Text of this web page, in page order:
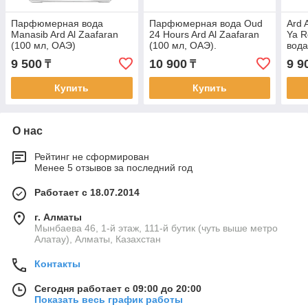
Парфюмерная вода
Manasib Ard Al Zaafaran
(100 мл, ОАЭ)
9 500 ₸
Купить
Парфюмерная вода Oud
24 Hours Ard Al Zaafaran
(100 мл, ОАЭ).
Аналог Tom Ford Black
Orhid.
10 900₸
Купить
Ard
Ya
9
О нас
Рейтинг не сформирован
Менее 5 отзывов за последний год
Работает с 18.07.2014
г. Алматы
Мынбаева 46, 1-й этаж, 111-й бутик (чуть выше метро
Алатау), Алматы, Казахстан
Контакты
Сегодня работает с 09:00 до 20:00
Показать весь график работы